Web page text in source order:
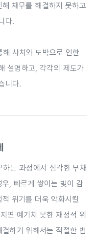
채무를 해결하지 못하고
다.
사치와 도박으로 인한
설명하고, 각각의 제도가
니다.
는 과정에서 심각한 부채
, 빠르게 쌓이는 빚이 감
위기를 더욱 악화시킬
면 예기치 못한 재정적 위
하기 위해서는 적절한 법